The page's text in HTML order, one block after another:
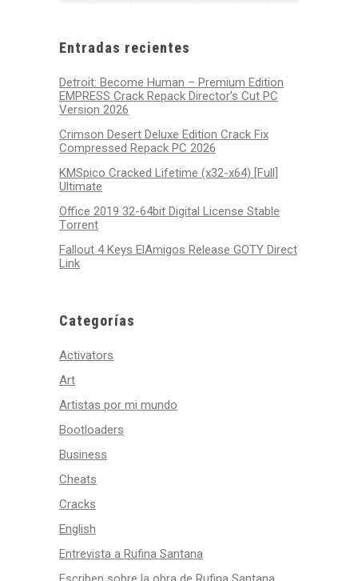
Entradas recientes
Detroit: Become Human – Premium Edition
EMPRESS Crack Repack Director’s Cut PC
Version 2026
Crimson Desert Deluxe Edition Crack Fix
Compressed Repack PC 2026
KMSpico Cracked Lifetime (x32-x64) [Full]
Ultimate
Office 2019 32-64bit Digital License Stable
Tоrrеnt
Fallout 4 Keys ElAmigos Release GOTY Direct
Link
Categorías
Activators
Art
Artistas por mi mundo
Bootloaders
Business
Cheats
Cracks
English
Entrevista a Rufina Santana